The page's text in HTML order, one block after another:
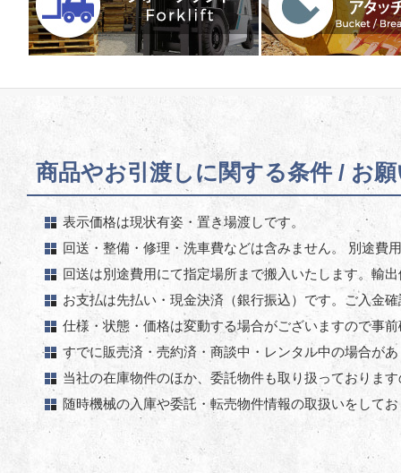
商品やお引渡しに関する条件 / お
表示価格は現状有姿・置き場渡しです。
回送・整備・修理・洗車費などは含みません。 別途費
回送は別途費用にて指定場所まで搬入いたします。輸
お支払は先払い・現金決済（銀行振込）です。ご入金
仕様・状態・価格は変動する場合がございますので事
すでに販売済・売約済・商談中・レンタル中の場合が
当社の在庫物件のほか、委託物件も取り扱っておりま
随時機械の入庫や委託・転売物件情報の取扱いをして